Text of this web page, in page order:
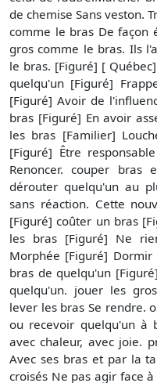
de chemise Sans veston.
comme le bras De façon
gros comme le bras. Ils
le bras. [Figuré] [
quelqu'un [Figuré]
[Figuré] Avoir de
bras [Figuré] En avoir
les bras [Familier]
[Figuré] Être
Renoncer. couper bras
dérouter quelqu'un au
sans réaction. Cette
[Figuré] coûter un bras
les bras [Figuré] Ne
Morphée [Figuré]
bras de quelqu'un
quelqu'un. jouer les
lever les bras Se rendre.
ou recevoir quelqu'un à
avec chaleur, avec joie.
Avec ses bras et par la
croisés Ne pas agir face